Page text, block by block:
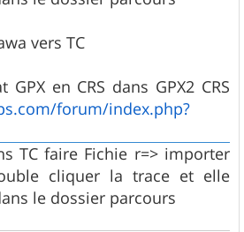
vers TC
en CRS dans GPX2 CRS
forum/index.php?
TC faire Fichie r=> importer
cliquer la trace et elle
le dossier parcours